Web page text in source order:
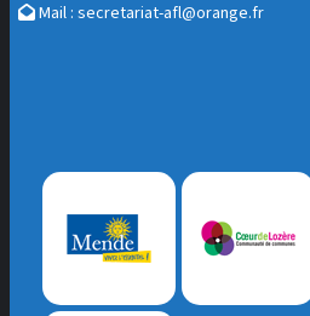
Mail : secretariat-afl@orange.fr